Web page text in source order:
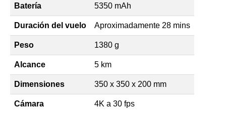
Batería 5350 mAh
Duración del vuelo Aproximadamente 28 mins
Peso 1380 g
Alcance 5 km
Dimensiones 350 x 350 x 200 mm
Cámara 4K a 30 fps